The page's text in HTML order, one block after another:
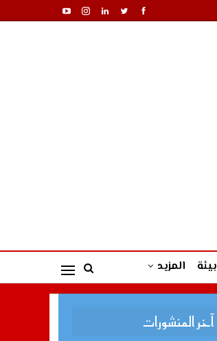
بيئة المزيد
آخر المنشورات